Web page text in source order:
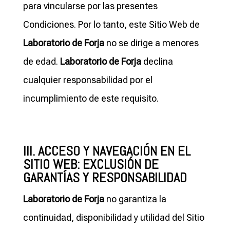
para vincularse por las presentes
Condiciones. Por lo tanto, este Sitio Web de
Laboratorio de Forjano se dirige a menores
de edad. Laboratorio de Forjadeclina
cualquier responsabilidad por el
incumplimiento de este requisito.
III. ACCESO Y NAVEGACIÓN EN EL
SITIO WEB: EXCLUSIÓN DE
GARANTÍAS Y RESPONSABILIDAD
Laboratorio de Forjano garantiza la
continuidad, disponibilidad y utilidad del Sitio